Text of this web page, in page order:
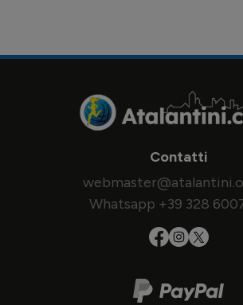
Contatti
Whatsapp +39 328